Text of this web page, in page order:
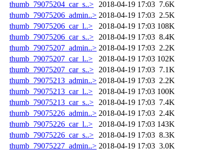
thumb_79075204_car_s..>
2018-04-19 17:03 7.6K
thumb_79075206_admin..> 2018-04-19 17:03 2.5K
thumb_79075206_car_l..>
2018-04-19 17:03 108K
thumb_79075206_car_s..>
2018-04-19 17:03 8.4K
thumb_79075207_admin..> 2018-04-19 17:03 2.2K
thumb_79075207_car_l..>
2018-04-19 17:03 102K
thumb_79075207_car_s..>
2018-04-19 17:03 7.1K
thumb_79075213_admin..> 2018-04-19 17:03 2.2K
thumb_79075213_car_l..>
2018-04-19 17:03 100K
thumb_79075213_car_s..>
2018-04-19 17:03 7.4K
thumb_79075226_admin..> 2018-04-19 17:03 2.4K
thumb_79075226_car_l..>
2018-04-19 17:03 143K
thumb_79075226_car_s..>
2018-04-19 17:03 8.3K
thumb_79075227_admin..> 2018-04-19 17:03 3.0K